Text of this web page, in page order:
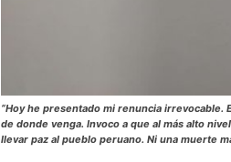
“Hoy he presentado mi renuncia irrevocable.
de donde venga. Invoco a que al más alto
llevar paz al pueblo peruano. Ni una muerte